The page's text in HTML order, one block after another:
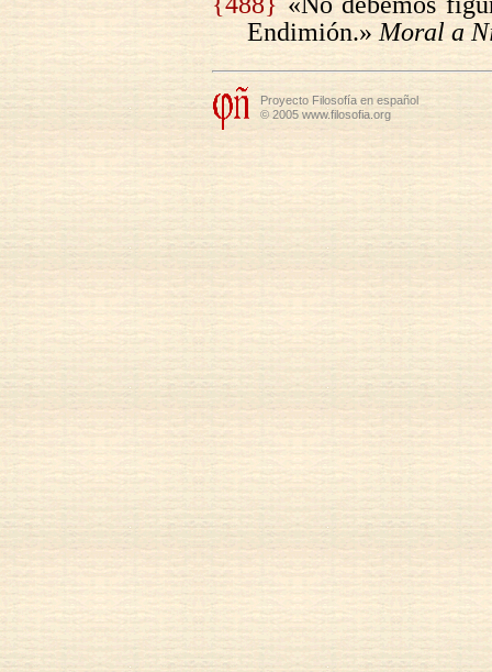
Endimión.» Moral a
Proyecto Filosofía en español
© 2005 www.filosofia.org